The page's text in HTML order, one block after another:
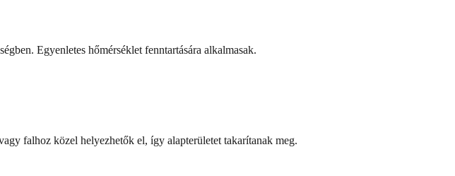
Egyenletes hőmérséklet fenntartására alkalmasak.
falhoz közel helyezhetők el, így alapterületet takarítanak meg.